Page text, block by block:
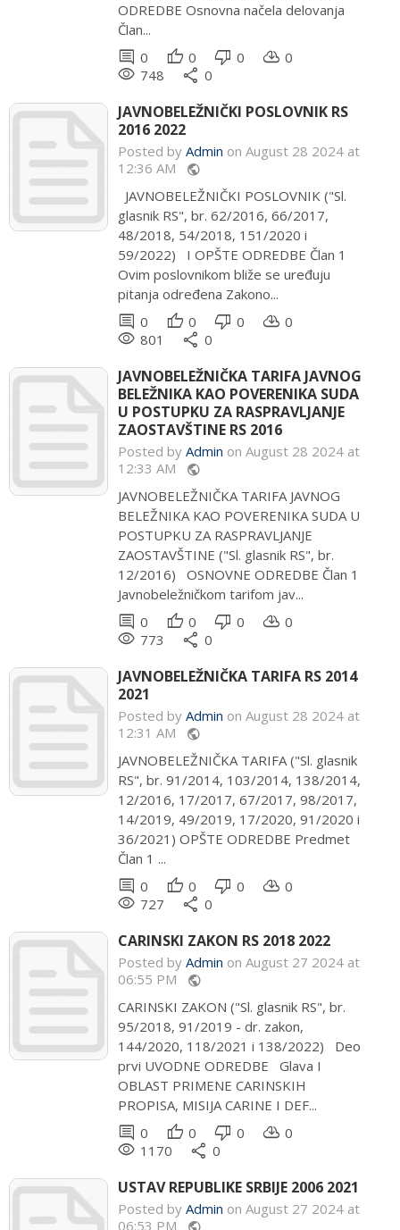
ODREDBE Osnovna načela delovanja
Član...
comment 0 thumb_up 0 thumb_down 0 cloud_download 0
remove_red_eye 748 share 0
JAVNOBELEŽNIČKI POSLOVNIK RS
2016 2022
Posted by Admin on August 28 2024 at
12:36 AM public
JAVNOBELEŽNIČKI POSLOVNIK ("Sl.
glasnik RS", br. 62/2016, 66/2017,
48/2018, 54/2018, 151/2020 i
59/2022) I OPŠTE ODREDBE Član 1
Ovim poslovnikom bliže se uređuju
pitanja određena Zakono...
comment 0 thumb_up 0 thumb_down 0 cloud_download 0
remove_red_eye 801 share 0
JAVNOBELEŽNIČKA TARIFA JAVNOG
BELEŽNIKA KAO POVERENIKA SUDA
U POSTUPKU ZA RASPRAVLJANJE
ZAOSTAVŠTINE RS 2016
Posted by Admin on August 28 2024 at
12:33 AM public
JAVNOBELEŽNIČKA TARIFA JAVNOG
BELEŽNIKA KAO POVERENIKA SUDA U
POSTUPKU ZA RASPRAVLJANJE
ZAOSTAVŠTINE ("Sl. glasnik RS", br.
12/2016) OSNOVNE ODREDBE Član 1
Javnobeležničkom tarifom jav...
comment 0 thumb_up 0 thumb_down 0 cloud_download 0
remove_red_eye 773 share 0
JAVNOBELEŽNIČKA TARIFA RS 2014
2021
Posted by Admin on August 28 2024 at
12:31 AM public
JAVNOBELEŽNIČKA TARIFA ("Sl. glasnik
RS", br. 91/2014, 103/2014, 138/2014,
12/2016, 17/2017, 67/2017, 98/2017,
14/2019, 49/2019, 17/2020, 91/2020 i
36/2021) OPŠTE ODREDBE Predmet
Član 1 ...
comment 0 thumb_up 0 thumb_down 0 cloud_download 0
remove_red_eye 727 share 0
CARINSKI ZAKON RS 2018 2022
Posted by Admin on August 27 2024 at
06:55 PM public
CARINSKI ZAKON ("Sl. glasnik RS", br.
95/2018, 91/2019 - dr. zakon,
144/2020, 118/2021 i 138/2022) Deo
prvi UVODNE ODREDBE Glava I
OBLAST PRIMENE CARINSKIH
PROPISA, MISIJA CARINE I DEF...
comment 0 thumb_up 0 thumb_down 0 cloud_download 0
remove_red_eye 1170 share 0
USTAV REPUBLIKE SRBIJE 2006 2021
Posted by Admin on August 27 2024 at
06:53 PM